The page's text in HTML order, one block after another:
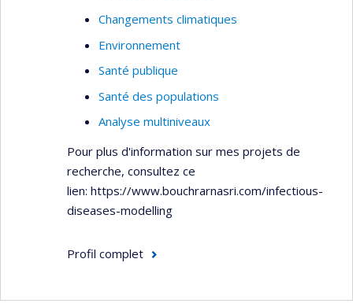
de l’exposition à des substances toxiques par la
voie cutanée. Finalement, Jérôme Lavoué
s’intéresse au design et à l’évaluation des
performances des stratégies de mesure de
l’exposition en milieu de travail.
Changements climatiques
Environnement
Santé publique
Santé des populations
Analyse multiniveaux
Pour plus d'information sur mes projets de
recherche, consultez ce
lien: https://www.bouchrarnasri.com/infectious-
diseases-modelling
Profil complet